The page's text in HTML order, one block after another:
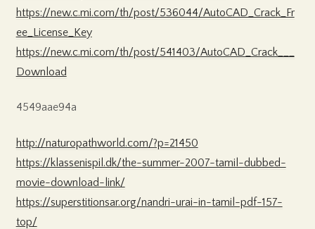
https://new.c.mi.com/th/post/536044/AutoCAD_Crack_Fr
ee_License_Key
https://new.c.mi.com/th/post/541403/AutoCAD_Crack___
Download
4549aae94a
http://naturopathworld.com/?p=21450
https://klassenispil.dk/the-summer-2007-tamil-dubbed-
movie-download-link/
https://superstitionsar.org/nandri-urai-in-tamil-pdf-157-
top/